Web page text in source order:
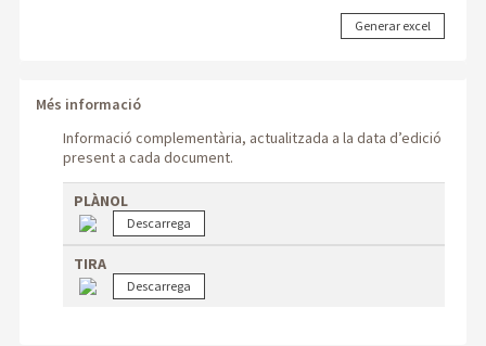
Més informació
Informació complementària, actualitzada a la data d’edició
present a cada document.
PLÀNOL
TIRA